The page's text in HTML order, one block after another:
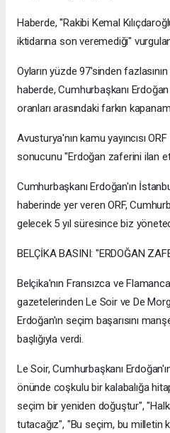
Haberde, "Rakibi Kemal
iktidarına son veremediği"
Oyların yüzde 97'sinden
haberde, Cumhurbaşkanı Erdoğan
oranları arasındaki farkın
Avusturya'nın kamu yayıncısı
sonucunu "Erdoğan zaferini ilan
Cumhurbaşkanı Erdoğan'ın
haberinde yer veren ORF,
gelecek 5 yıl süresince biz
BELÇİKA BASINI: "ERDOĞAN
Belçika'nın Fransızca ve
gazetelerinden Le Soir ve De
Erdoğan'ın seçim başarısını
başlığıyla verdi.
Le Soir, Cumhurbaşkanı
önünde coşkulu bir kalabalığa
seçim bir yeniden doğuştur",
tutacağız", "Bu seçim, bu milletin